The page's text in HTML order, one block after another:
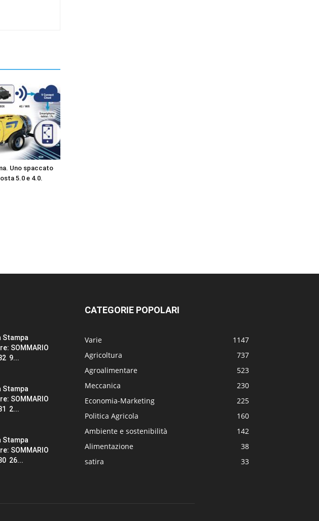
Uno spaccato
5.0 e 4.0.
Stampa
SOMMARIO
9...
Stampa
SOMMARIO
2...
Stampa
SOMMARIO
26...
CATEGORIE POPOLARI
Varie
1147
Agricoltura
737
Agroalimentare
523
Meccanica
230
Economia-Marketing
225
Politica Agricola
160
Ambiente e sostenibilità
142
Alimentazione
38
satira
33